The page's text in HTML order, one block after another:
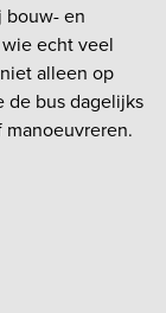
bouw- en
echt veel
alleen op
de bus dagelijks